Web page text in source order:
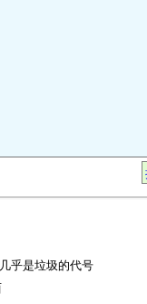
乎是垃圾的代号